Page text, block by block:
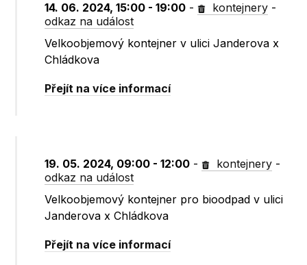
14. 06. 2024, 15:00 - 19:00 - kontejnery -
odkaz na událost
Velkoobjemový kontejner v ulici Janderova x
Chládkova
Přejít na více informací
19. 05. 2024, 09:00 - 12:00 - kontejnery -
odkaz na událost
Velkoobjemový kontejner pro bioodpad v ulici
Janderova x Chládkova
Přejít na více informací